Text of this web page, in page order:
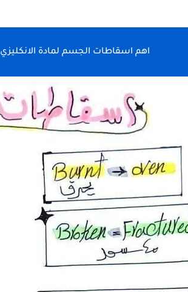
اهم اسقاطات الجسم لمادة الانكليزي English لصف السادس العلمي والادبي صفحتين